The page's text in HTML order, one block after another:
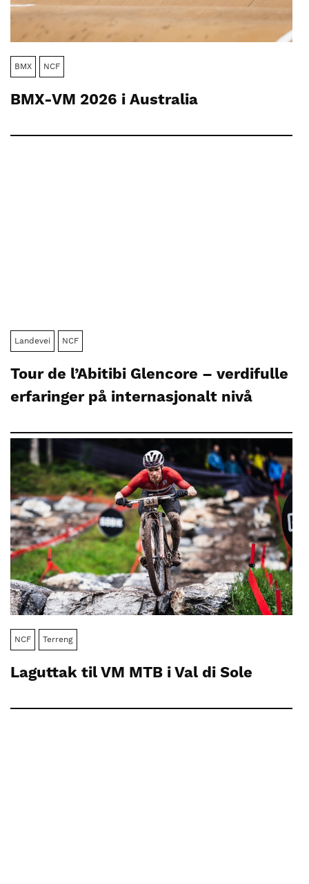
BMX NCF
BMX-VM 2026 i Australia
Landevei NCF
Tour de l’Abitibi Glencore – verdifulle
erfaringer på internasjonalt nivå
NCF Terreng
Laguttak til VM MTB i Val di Sole